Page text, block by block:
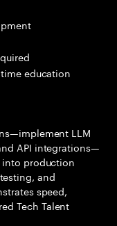
education
LLM
API integrations—
production
and
speed,
Tech Talent